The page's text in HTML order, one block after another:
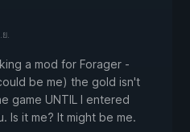
.
a mod for Forager -
be me) the gold isn't
game UNTIL I entered
Is it me? It might be me.